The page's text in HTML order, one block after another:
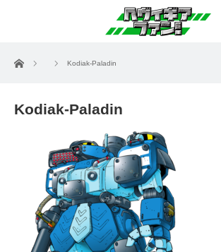
ホーム Kodiak-Paladin
Kodiak-Paladin